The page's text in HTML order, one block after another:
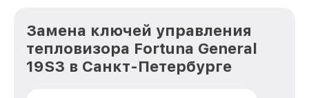
Замена ключей управления
тепловизора Fortuna General
19S3 в Санкт-Петербурге